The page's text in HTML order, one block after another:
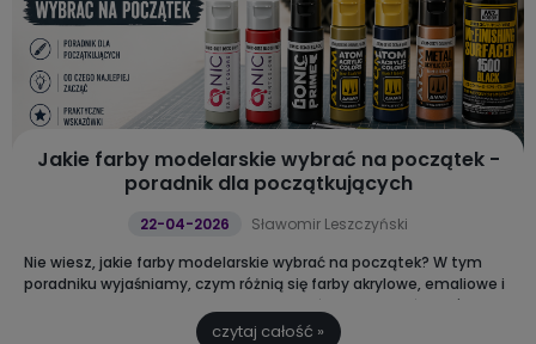
Jakie farby modelarskie wybrać na początek -
poradnik dla początkujących
22-04-2026
Sławomir Leszczyński
Nie wiesz, jakie farby modelarskie wybrać na początek? W tym
poradniku wyjaśniamy, czym różnią się farby akrylowe, emaliowe i
lakierowe oraz od czego najlepiej zacząć, aby uniknąć błędów i
szybciej osiągnąć dobry efekt.czytaj całość »